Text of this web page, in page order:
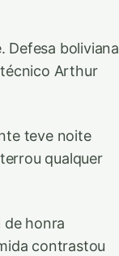
Defesa boliviana
Arthur
teve noite
qualquer
de honra
contrastou